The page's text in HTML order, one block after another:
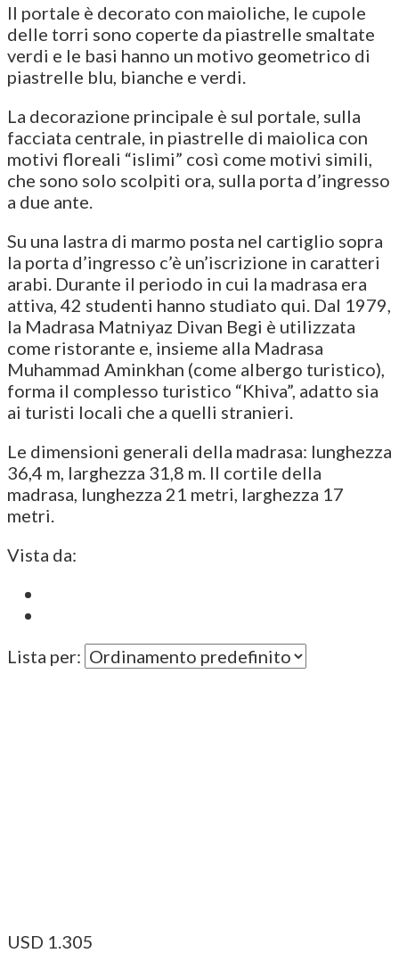
Il portale è decorato con maioliche, le cupole
delle torri sono coperte da piastrelle smaltate
verdi e le basi hanno un motivo geometrico di
piastrelle blu, bianche e verdi.
La decorazione principale è sul portale, sulla
facciata centrale, in piastrelle di maiolica con
motivi floreali “islimi” così come motivi simili,
che sono solo scolpiti ora, sulla porta d’ingresso
a due ante.
Su una lastra di marmo posta nel cartiglio sopra
la porta d’ingresso c’è un’iscrizione in caratteri
arabi. Durante il periodo in cui la madrasa era
attiva, 42 studenti hanno studiato qui. Dal 1979,
la Madrasa Matniyaz Divan Begi è utilizzata
come ristorante e, insieme alla Madrasa
Muhammad Aminkhan (come albergo turistico),
forma il complesso turistico “Khiva”, adatto sia
ai turisti locali che a quelli stranieri.
Le dimensioni generali della madrasa: lunghezza
36,4 m, larghezza 31,8 m. Il cortile della
madrasa, lunghezza 21 metri, larghezza 17
metri.
Vista da:
Lista per:
USD 1.305